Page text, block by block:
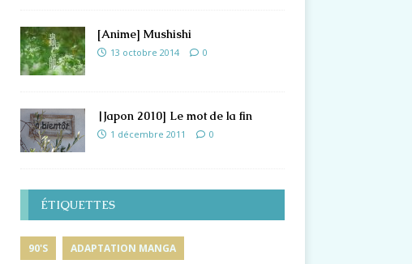
[Anime] Mushishi
13 octobre 2014 0
|Japon 2010] Le mot de la fin
1 décembre 2011 0
ÉTIQUETTES
90'S ADAPTATION MANGA